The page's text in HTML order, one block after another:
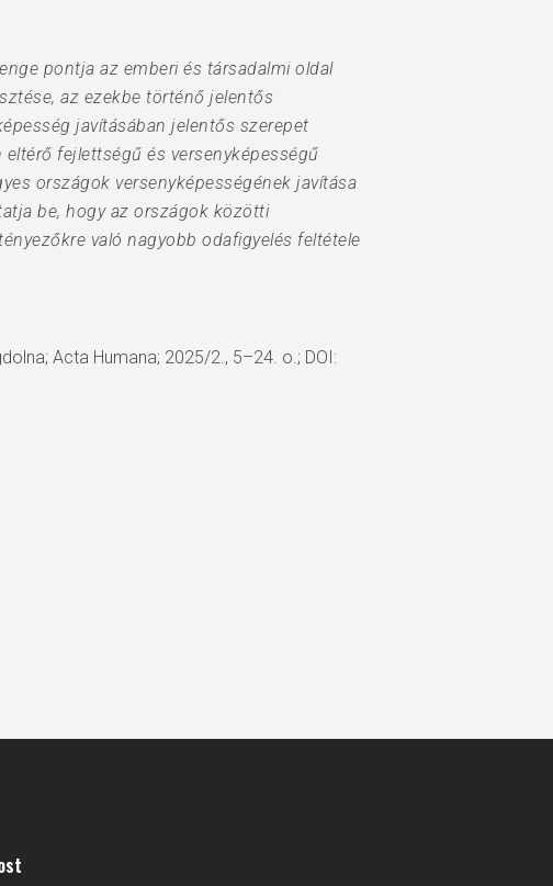
pontja az emberi és társadalmi oldal
az ezekbe történő jelentős
javításában jelentős szerepet
fejlettségű és versenyképességű
országok versenyképességének javítása
be, hogy az országok közötti
való nagyobb odafigyelés feltétele
Acta Humana; 2025/2., 5–24. o.; DOI: